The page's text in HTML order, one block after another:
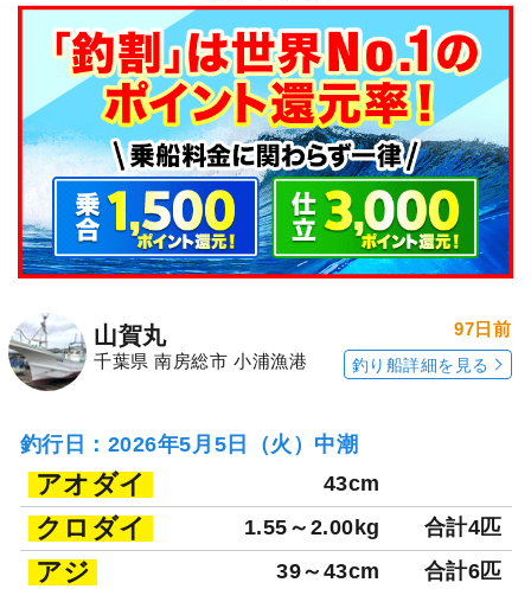
山賀丸
千葉県 南房総市 小浦漁港
97日前
釣り船詳細を見る
釣行日：2026年5月5日（火）中潮
アオダイ 43cm
クロダイ 1.55～2.00kg 合計4匹
アジ 39～43cm 合計6匹